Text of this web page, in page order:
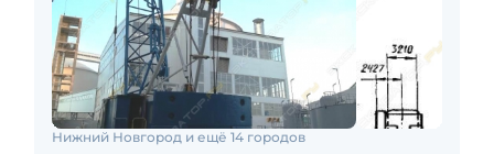
Нижний Новгород и ещё 14 городов